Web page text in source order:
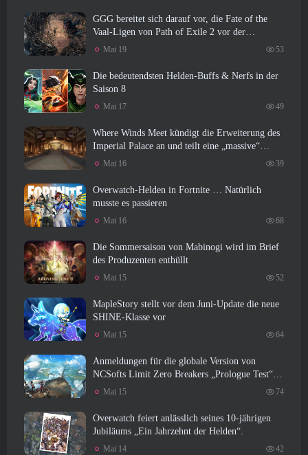
GGG bereitet sich darauf vor, die Fate of the
Vaal-Ligen von Path of Exile 2 vor der
Veröffentlichung von Return Of The Ancients zu
Mai 19 53
Die bedeutendsten Helden-Buffs & Nerfs in der
Saison 8
Mai 17 49
Where Winds Meet kündigt die Erweiterung des
Imperial Palace an und teilt eine „massive“
Content-Roadmap mit
Mai 16 39
Overwatch-Helden in Fortnite … Natürlich
musste es passieren
Mai 16 68
Die Sommersaison von Mabinogi wird im Brief
des Produzenten enthüllt
Mai 15 52
MapleStory stellt vor dem Juni-Update die neue
SHINE-Klasse vor
Mai 15 64
Anmeldungen für die globale Version von
NCSofts Limit Zero Breakers „Prologue Test“
sind im Gange
Mai 15 74
Overwatch feiert anlässlich seines 10-jährigen
Jubiläums „Ein Jahrzehnt der Helden“.
Mai 14 42